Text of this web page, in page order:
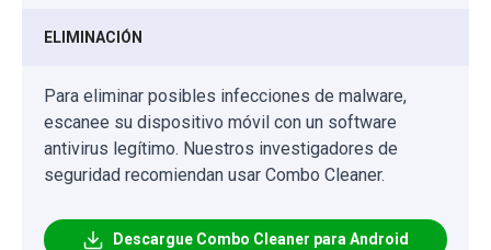
ELIMINACIÓN
Para eliminar posibles infecciones de malware,
escanee su dispositivo móvil con un software
antivirus legítimo. Nuestros investigadores de
seguridad recomiendan usar Combo Cleaner.
Descargue Combo Cleaner para Android